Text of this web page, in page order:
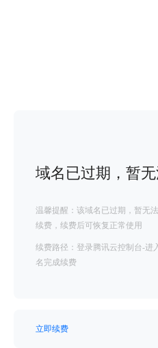
域名已过期，暂
温馨提醒：该域名已过期，暂无
续费，续费后可恢复正常使用
续费路径：登录腾讯云控制台-进
名完成续费
立即续费